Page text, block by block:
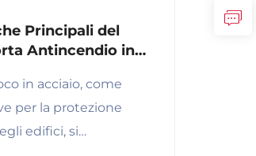
Principali del
Antincendio in
come
in acciaio, come
per la protezione
edifici, si